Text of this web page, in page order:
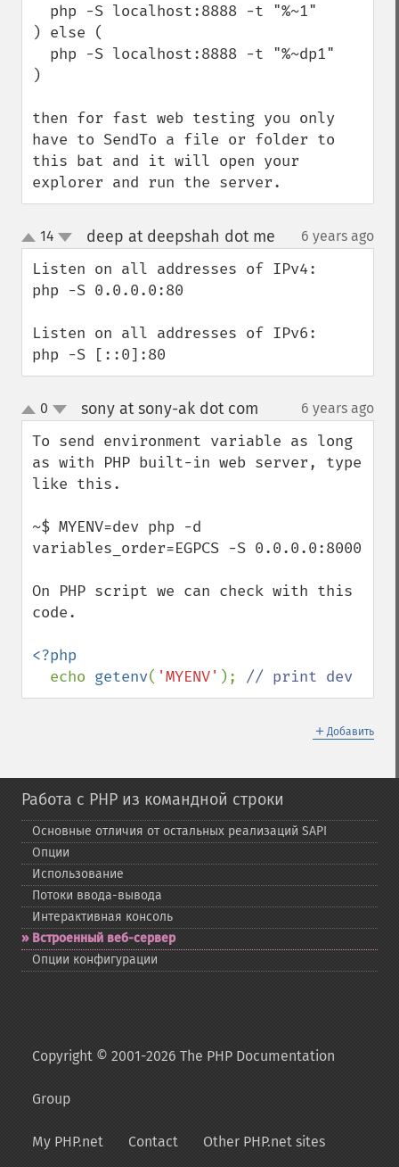
) else (
)
then for fast web testing you only
have to SendTo a file or folder to
this bat and it will open your
explorer and run the server.
up
down
14 deep at deepshah dot me 6 years ago
Listen on all addresses of IPv4:
php -S 0.0.0.0:80
Listen on all addresses of IPv6:
php -S [::0]:80
up
down
0 sony at sony-ak dot com 6 years ago
To send environment variable as long
as with PHP built-in web server, type
like this.
~$ MYENV=dev php -d
variables_order=EGPCS -S 0.0.0.0:8000
On PHP script we can check with this
code.
<?php
echo getenv( 'MYENV' ); // print dev
＋ Добавить
Работа с PHP из командной строки
Основные отличия от остальных реализаций SAPI
Опции
Использование
Потоки ввода-​вывода
Интерактивная консоль
Встроенный веб-​сервер
Опции конфигурации
Copyright © 2001-2026 The PHP Documentation
Group
My PHP.net Contact Other PHP.net sites